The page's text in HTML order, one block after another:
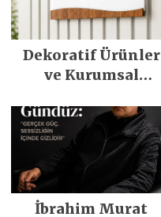
Dekoratif Ürünler
ve Kurumsal
Alanlarına Değer
Katın
İbrahim Murat